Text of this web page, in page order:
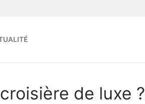
de luxe ?